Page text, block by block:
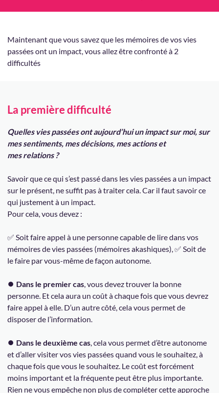
Maintenant que vous savez que les mémoires de vos vies
passées ont un impact, vous allez être confronté à 2
difficultés
La première difficulté
Quelles vies passées ont aujourd’hui un impact sur moi, sur
mes sentiments, mes décisions, mes actions et
mes relations ?
Savoir que ce qui s’est passé dans les vies passées a un impact
sur le présent, ne suffit pas à traiter cela. Car il faut savoir ce
qui justement à un impact.
Pour cela, vous devez :
✅ Soit faire appel à une personne capable de lire dans vos
mémoires de vies passées (mémoires akashiques), ✅ Soit de
le faire par vous-même de façon autonome.
⏺ Dans le premier cas, vous devez trouver la bonne
personne. Et cela aura un coût à chaque fois que vous devrez
faire appel à elle. D’un autre côté, cela vous permet de
disposer de l’information.
⏺ Dans le deuxième cas, cela vous permet d’être autonome
et d’aller visiter vos vies passées quand vous le souhaitez, à
chaque fois que vous le souhaitez. Le coût est forcément
moins important et la fréquente peut être plus importante.
Rien ne vous empêche non plus de compléter cette approche